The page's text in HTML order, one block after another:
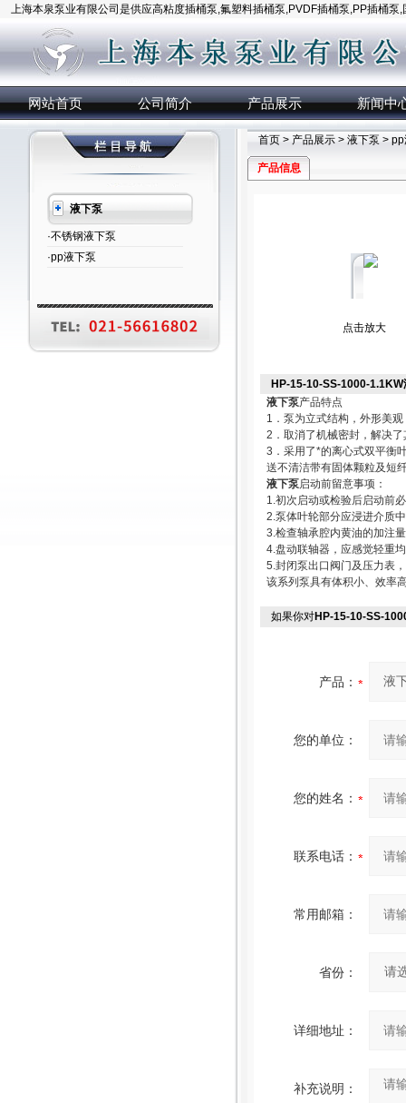
上海本泉泵业有限公司是供应高粘度插桶泵,氟塑料插桶泵,PVDF插桶泵,PP插桶泵
网站首页 公司简介 产品展示 新闻中
液下泵
·不锈钢液下泵
·pp液下泵
首页 > 产品展示 > 液下泵 > pp
产品信息
点击放大
HP-15-10-SS-1000-1.1KW
液下泵产品特点
1．泵为立式结构，外形美
2．取消了机械密封，解决了
3．采用了*的离心式双平衡
送不清洁带有固体颗粒及短
液下泵启动前留意事项：
1.初次启动或检验后启动前
2.泵体叶轮部分应浸进介质
3.检查轴承腔内黄油的加注
4.盘动联轴器，应感觉轻重
5.封闭泵出口阀门及压力表
该系列泵具有体积小、效率
如果你对HP-15-10-SS-
产品：
您的单位：
您的姓名：
联系电话：
常用邮箱：
省份：
详细地址：
补充说明：